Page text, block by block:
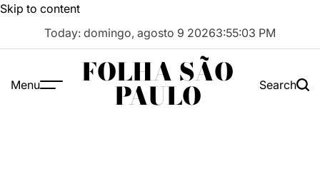
Skip to content
Today: domingo, agosto 9 20263:55:04 PM
Menu FOLHA SÃO
PAULO Search